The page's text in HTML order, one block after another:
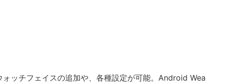
ッチフェイスの追加や、各種設定が可能。Android Wea